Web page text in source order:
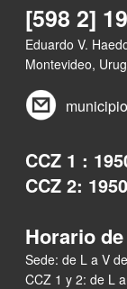
[598 2]
Eduardo V.
Montevideo,
CCZ 1 :
CCZ 2:
Horario
Sede: de L a V
CCZ 1 y 2: de L